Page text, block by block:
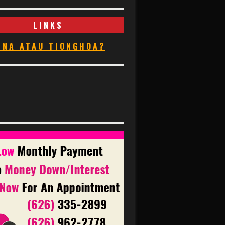
LINKS
ATAU TIONGHOA?